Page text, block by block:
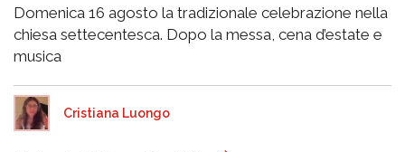
Domenica 16 agosto la tradizionale celebrazione nella
chiesa settecentesca. Dopo la messa, cena d’estate e
musica
Cristiana Luongo